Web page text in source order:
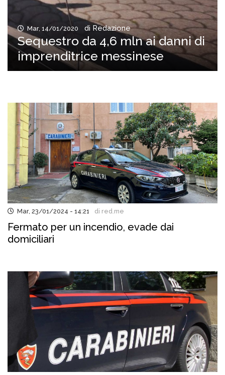
Mar, 14/01/2020 di Redazione
Sequestro da 4,6 mln ai danni di
imprenditrice messinese
Mar, 23/01/2024 - 14:21 di red.me
Fermato per un incendio, evade dai
domiciliari